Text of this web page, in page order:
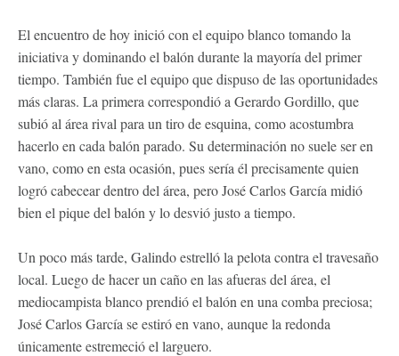
El encuentro de hoy inició con el equipo blanco tomando la
iniciativa y dominando el balón durante la mayoría del primer
tiempo. También fue el equipo que dispuso de las oportunidades
más claras. La primera correspondió a Gerardo Gordillo, que
subió al área rival para un tiro de esquina, como acostumbra
hacerlo en cada balón parado. Su determinación no suele ser en
vano, como en esta ocasión, pues sería él precisamente quien
logró cabecear dentro del área, pero José Carlos García midió
bien el pique del balón y lo desvió justo a tiempo.
Un poco más tarde, Galindo estrelló la pelota contra el travesaño
local. Luego de hacer un caño en las afueras del área, el
mediocampista blanco prendió el balón en una comba preciosa;
José Carlos García se estiró en vano, aunque la redonda
únicamente estremeció el larguero.